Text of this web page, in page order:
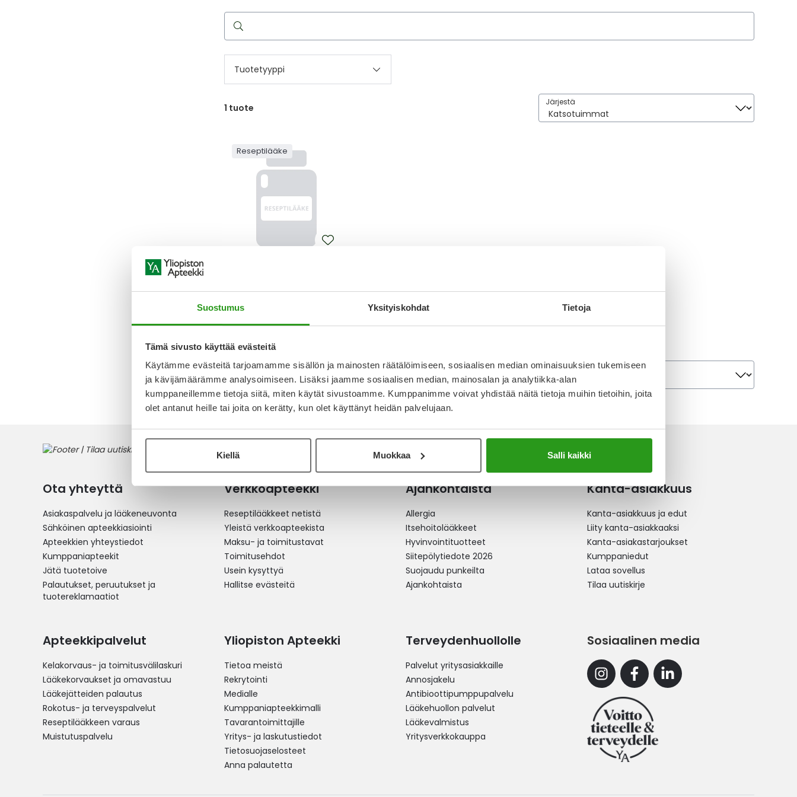
Suostumus Yksityiskohdat Tietoja
Tämä sivusto käyttää evästeitä
Käytämme evästeitä tarjoamamme sisällön ja mainosten räätälöimiseen, sosiaalisen median ominaisuuksien tukemiseen
ja kävijämäärämme analysoimiseen. Lisäksi jaamme sosiaalisen median, mainosalan ja analytiikka-alan
kumppaneillemme tietoja siitä, miten käytät sivustoamme. Kumppanimme voivat yhdistää näitä tietoja muihin tietoihin, joita
olet antanut heille tai joita on kerätty, kun olet käyttänyt heidän palvelujaan.
Kiellä Muokkaa Salli kaikki
Hae
reseptilääkettä
Tuotetyyppi
1 tuote
Järjestä
Järjestä
Reseptilääke
Alk. 24,94 €
1 tuote
Järjestä
Järjestä
Ota yhteyttä
Asiakaspalvelu ja lääkeneuvonta
Sähköinen apteekkiasiointi
Apteekkien yhteystiedot
Kumppaniapteekit
Jätä tuotetoive
Palautukset, peruutukset ja
tuotereklamaatiot
Verkkoapteekki
Reseptilääkkeet netistä
Yleistä verkkoapteekista
Maksu- ja toimitustavat
Toimitusehdot
Usein kysyttyä
Hallitse evästeitä
Ajankohtaista
Allergia
Itsehoitolääkkeet
Hyvinvointituotteet
Siitepölytiedote 2026
Suojaudu punkeilta
Ajankohtaista
Kanta-asiakkuus
Kanta-asiakkuus ja edut
Liity kanta-asiakkaaksi
Kanta-asiakastarjoukset
Kumppaniedut
Lataa sovellus
Tilaa uutiskirje
Apteekkipalvelut
Kelakorvaus- ja toimitusvälilaskuri
Lääkekorvaukset ja omavastuu
Lääkejätteiden palautus
Rokotus- ja terveyspalvelut
Reseptilääkkeen varaus
Muistutuspalvelu
Yliopiston Apteekki
Tietoa meistä
Rekrytointi
Medialle
Kumppaniapteekkimalli
Tavarantoimittajille
Yritys- ja laskutustiedot
Tietosuojaselosteet
Anna palautetta
Terveydenhuollolle
Palvelut yritysasiakkaille
Annosjakelu
Antibioottipumppupalvelu
Lääkehuollon palvelut
Lääkevalmistus
Yritysverkkokauppa
Sosiaalinen media
InstagramFacebookLinkedin